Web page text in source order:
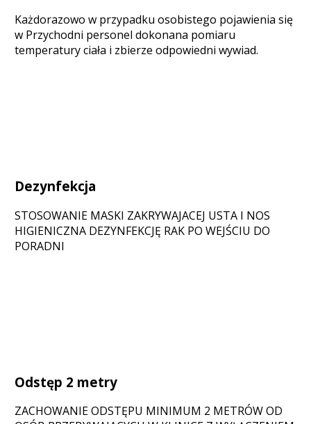
Każdorazowo w przypadku osobistego pojawienia się
w Przychodni personel dokonana pomiaru
temperatury ciała i zbierze odpowiedni wywiad.
Dezynfekcja
STOSOWANIE MASKI ZAKRYWAJACEJ USTA I NOS
HIGIENICZNA DEZYNFEKCJĘ RAK PO WEJŚCIU DO
PORADNI
Odstęp 2 metry
ZACHOWANIE ODSTĘPU MINIMUM 2 METRÓW OD